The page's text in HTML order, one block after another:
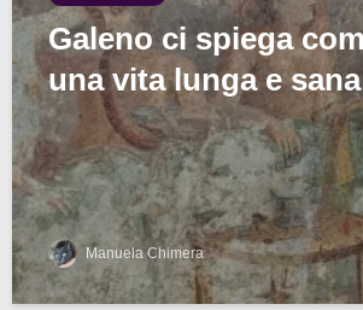
Galeno ci spiega
una vita lunga e sana
Manuela Chimera